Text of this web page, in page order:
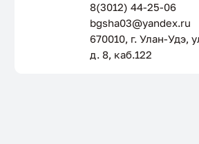
8(3012) 44-25-06
bgsha03@yandex.ru
670010, г. Улан-Удэ,
д. 8, каб.122